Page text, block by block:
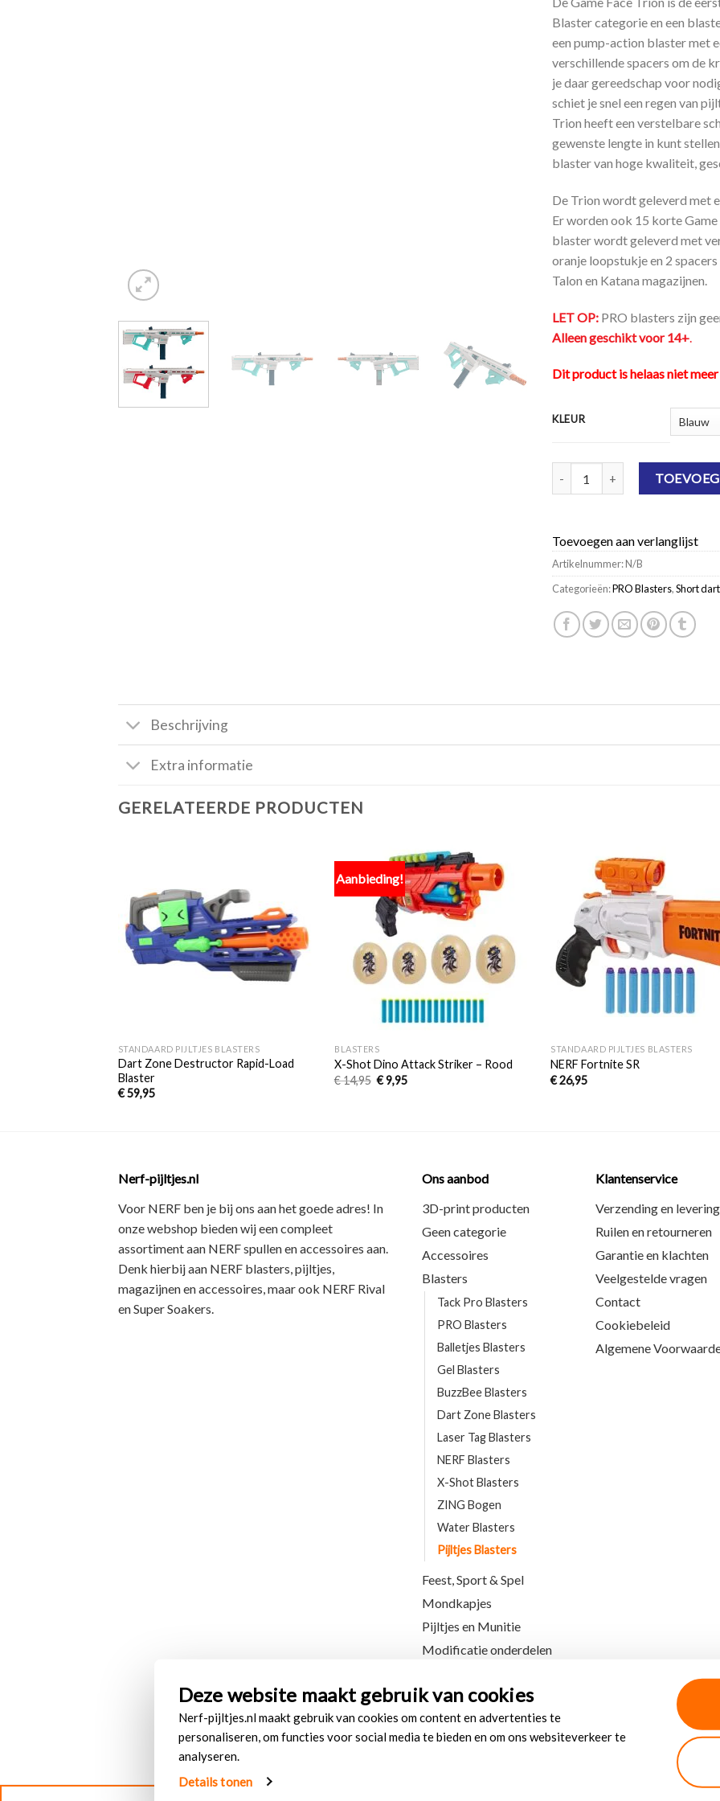
Deze website maakt gebruik van cookies
Nerf-pijltjes.nl maakt gebruik van cookies om content en advertenties te
personaliseren, om functies voor social media te bieden en om ons websiteverkeer te
analyseren.
Details tonen
Blaster categorie en een
een pump-action blaster met
verschillende spacers om de
je daar gereedschap voor
schiet je snel een regen van
Trion heeft een verstelbare
gewenste lengte in kunt
blaster van hoge kwaliteit,
De Trion wordt geleverd met
Er worden ook 15 korte
blaster wordt geleverd met
oranje loopstukje en 2
Talon en Katana magazijnen.
LET OP: PRO blasters zijn
Alleen geschikt voor 14+
Dit product is helaas niet
KLEUR
Game Face Trion Blaster aantal
Toevoegen aan verlanglijst
Artikelnummer:N/B
Categorieën:PRO Blasters,Short
Beschrijving
Extra informatie
GERELATEERDE PRODUCTEN
verlanglijst
STANDAARD PIJLTJES BLASTERS
Dart Zone Destructor Rapid-Load
Blaster
€59,95
Aanbieding!
Toevoegen
aan
verlanglijst
BLASTERS
X-Shot Dino Attack Striker – Rood
€14,95 €9,95
STANDAARD PIJLTJES BLASTERS
NERF Fortnite SR
€26,95
Nerf-pijltjes.nl
Voor NERF ben je bij ons aan het goede adres! In
onze webshop bieden wij eencompleet
assortimentaan NERF spullen en accessoires aan.
Denk hierbij aan NERF blasters, pijltjes,
magazijnen en accessoires, maar ook NERF Rival
en Super Soakers.
Ons aanbod
3D-print producten
Geen categorie
Accessoires
Blasters
Tack Pro Blasters
PRO Blasters
Balletjes Blasters
Gel Blasters
BuzzBee Blasters
Dart Zone Blasters
Laser Tag Blasters
NERF Blasters
X-Shot Blasters
ZING Bogen
Water Blasters
Pijltjes Blasters
Feest, Sport & Spel
Mondkapjes
Pijltjes en Munitie
Modificatie onderdelen
Klantenservice
Verzending en levering
Ruilen en retourneren
Garantie en klachten
Veelgestelde vragen
Contact
Cookiebeleid
Algemene